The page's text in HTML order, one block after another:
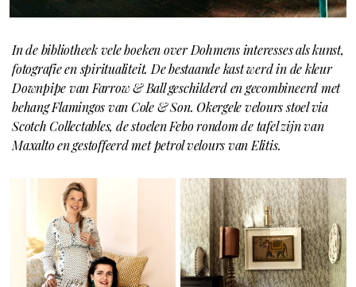
In de bibliotheek vele boeken over Dohmens interesses als kunst,
fotografie en spiritualiteit. De bestaande kast werd in de kleur
Downpipe van Farrow & Ball geschilderd en gecombineerd met
behang Flamingos van Cole & Son. Okergele velours stoel via
Scotch Collectables, de stoelen Febo rondom de tafel zijn van
Maxalto en gestoffeerd met petrol velours van Elitis.